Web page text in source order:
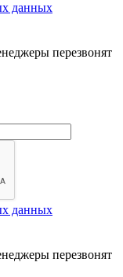
данных
перезвонят
данных
перезвонят